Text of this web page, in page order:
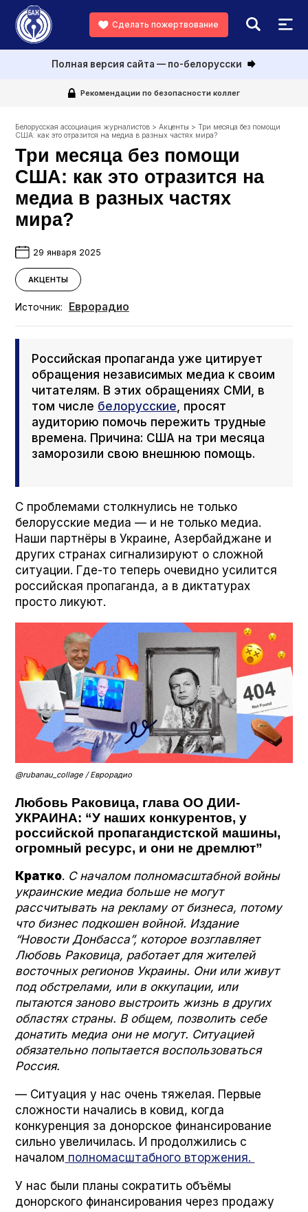
Сделать пожертвование
Полная версия сайта — по-белорусски
Рекомендации по безопасности коллег
Белорусская ассоциация журналистов >Акценты >Три месяца без помощи
США: как это отразится на медиа в разных частях мира?
Три месяца без помощи
США: как это отразится на
медиа в разных частях
мира?
29 января 2025
АКЦЕНТЫ
Источник: Еврорадио
Российская пропаганда уже цитирует
обращения независимых медиа к своим
читателям. В этих обращениях СМИ, в
том числе белорусские, просят
аудиторию помочь пережить трудные
времена. Причина: США на три месяца
заморозили свою внешнюю помощь.
С проблемами столкнулись не только
белорусские медиа — и не только медиа.
Наши партнёры в Украине, Азербайджане и
других странах сигнализируют о сложной
ситуации. Где-то теперь очевидно усилится
российская пропаганда, а в диктатурах
просто ликуют.
@rubanau_collage / Еврорадио
Любовь Раковица, глава ОО ДИИ-
УКРАИНА: “У наших конкурентов, у
российской пропагандистской машины,
огромный ресурс, и они не дремлют”
Кратко. С началом полномасштабной войны
украинские медиа больше не могут
рассчитывать на рекламу от бизнеса, потому
что бизнес подкошен войной. Издание
“Новости Донбасса”, которое возглавляет
Любовь Раковица, работает для жителей
восточных регионов Украины. Они или живут
под обстрелами, или в оккупации, или
пытаются заново выстроить жизнь в других
областях страны. В общем, позволить себе
донатить медиа они не могут. Ситуацией
обязательно попытается воспользоваться
Россия.
— Ситуация у нас очень тяжелая. Первые
сложности начались в ковид, когда
конкуренция за донорское финансирование
сильно увеличилась. И продолжились с
началом полномасштабного вторжения.
У нас были планы сократить объёмы
донорского финансирования через продажу